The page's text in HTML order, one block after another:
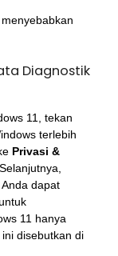
Diagnostik
11, tekan
terlebih
Privasi &
. Selanjutnya,
Anda dapat
11 hanya
disebutkan di